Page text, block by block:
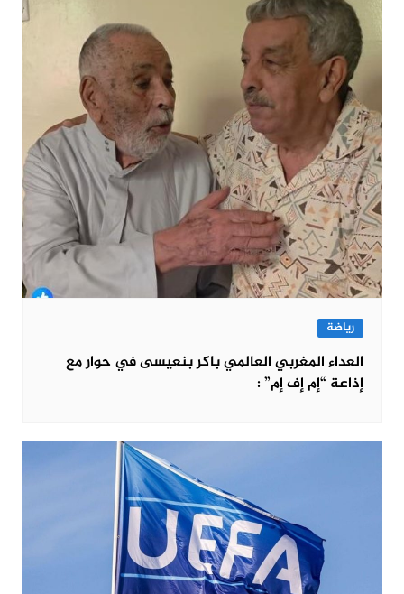
رياضة
العداء المغربي العالمي باكر بنعيسى في حوار مع
إذاعة “إم إف إم” :